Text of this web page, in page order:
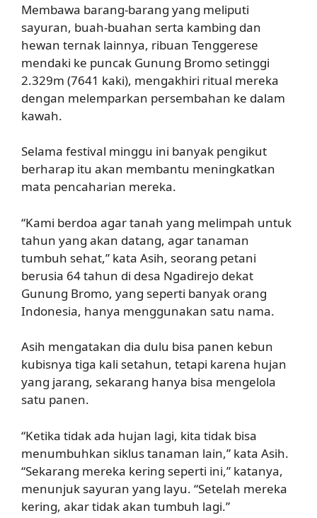
Membawa barang-barang yang meliputi
sayuran, buah-buahan serta kambing dan
hewan ternak lainnya, ribuan Tenggerese
mendaki ke puncak Gunung Bromo setinggi
2.329m (7641 kaki), mengakhiri ritual mereka
dengan melemparkan persembahan ke dalam
kawah.
Selama festival minggu ini banyak pengikut
berharap itu akan membantu meningkatkan
mata pencaharian mereka.
“Kami berdoa agar tanah yang melimpah untuk
tahun yang akan datang, agar tanaman
tumbuh sehat,” kata Asih, seorang petani
berusia 64 tahun di desa Ngadirejo dekat
Gunung Bromo, yang seperti banyak orang
Indonesia, hanya menggunakan satu nama.
Asih mengatakan dia dulu bisa panen kebun
kubisnya tiga kali setahun, tetapi karena hujan
yang jarang, sekarang hanya bisa mengelola
satu panen.
“Ketika tidak ada hujan lagi, kita tidak bisa
menumbuhkan siklus tanaman lain,” kata Asih.
“Sekarang mereka kering seperti ini,” katanya,
menunjuk sayuran yang layu. “Setelah mereka
kering, akar tidak akan tumbuh lagi.”